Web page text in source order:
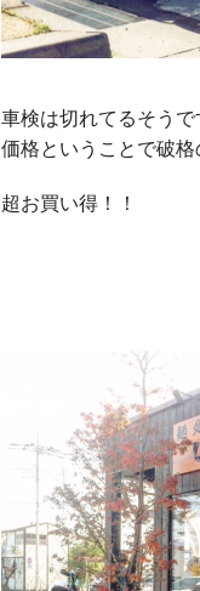
車検は切れてるそう
価格ということで破
超お買い得！！